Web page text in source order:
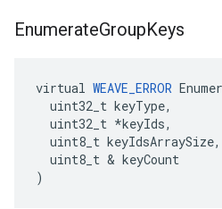
EnumerateGroupKeys
virtual WEAVE_ERROR
  uint32_t keyType,
  uint32_t *keyIds,
  uint8_t keyIdsArraySize,
  uint8_t & keyCount
)